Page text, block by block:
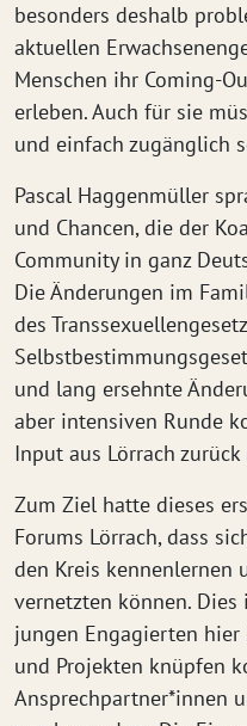
besonders deshalb
aktuellen
Menschen ihr Coming-
erleben. Auch für sie
und einfach zugänglich
Pascal Haggenmüller
und Chancen, die der
Community in ganz
Die Änderungen im
des
und lang ersehnte
aber intensiven Runde
Input aus Lörrach
Zum Ziel hatte dieses
Forums Lörrach, dass
den Kreis kennenlernen
vernetzten können.
jungen Engagierten
und Projekten knüpfen
Ansprechpartner*innen